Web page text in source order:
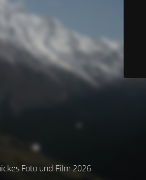
Foto und Film 2026